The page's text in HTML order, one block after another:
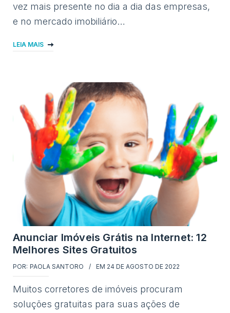
vez mais presente no dia a dia das empresas,
e no mercado imobiliário…
LEIA MAIS
Anunciar Imóveis Grátis na Internet: 12
Melhores Sites Gratuitos
POR: PAOLA SANTORO EM 24 DE AGOSTO DE 2022
Muitos corretores de imóveis procuram
soluções gratuitas para suas ações de